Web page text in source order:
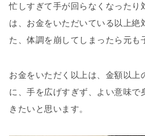
忙しすぎて手が回らなくなったり
は、お金をいただいている以上絶
た、体調を崩してしまったら元も
お金をいただく以上は、金額以上
に、手を広げすぎず、よい意味
きたいと思います。